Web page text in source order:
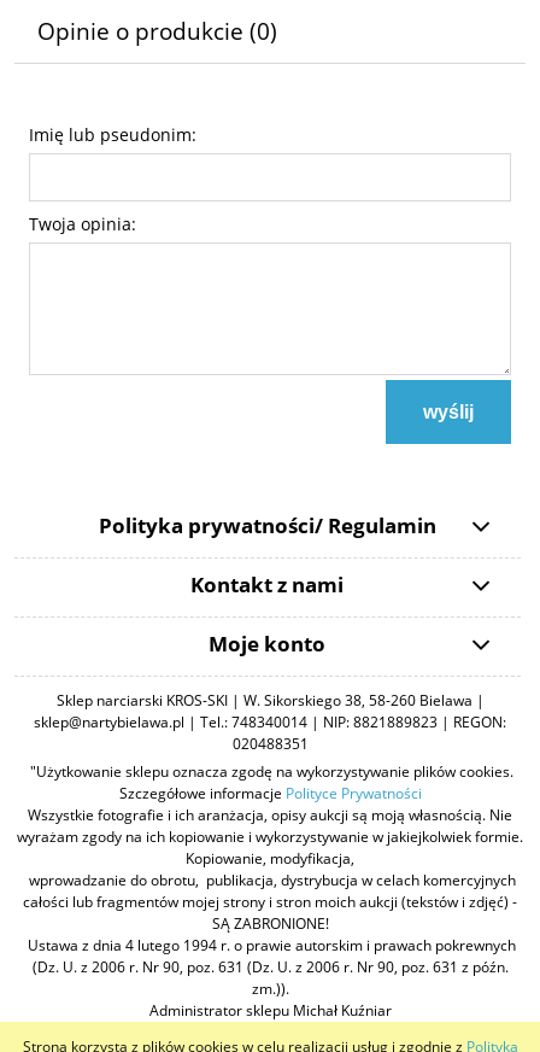
Strona korzysta z plików cookies w celu realizacji usług i zgodnie z Polityką
Opinie o produkcie (0)
Imię lub pseudonim:
Twoja opinia:
wyślij
Polityka prywatności/ Regulamin
Kontakt z nami
Moje konto
Sklep narciarski KROS-SKI | W. Sikorskiego 38, 58-260 Bielawa |
sklep@nartybielawa.pl | Tel.: 748340014 | NIP: 8821889823 | REGON:
020488351
"Użytkowanie sklepu oznacza zgodę na wykorzystywanie plików cookies.
Szczegółowe informacje Polityce Prywatności
Wszystkie fotografie i ich aranżacja, opisy aukcji są moją własnością. Nie
wyrażam zgody na ich kopiowanie i wykorzystywanie w jakiejkolwiek formie.
Kopiowanie, modyfikacja,
wprowadzanie do obrotu, publikacja, dystrybucja w celach komercyjnych
całości lub fragmentów mojej strony i stron moich aukcji (tekstów i zdjęć) -
SĄ ZABRONIONE!
Ustawa z dnia 4 lutego 1994 r. o prawie autorskim i prawach pokrewnych
(Dz. U. z 2006 r. Nr 90, poz. 631 (Dz. U. z 2006 r. Nr 90, poz. 631 z późn.
zm.)).
Administrator sklepu Michał Kuźniar